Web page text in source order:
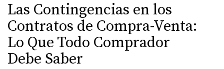
Las Contingencias en los
Contratos de Compra-Venta:
Lo Que Todo Comprador
Debe Saber